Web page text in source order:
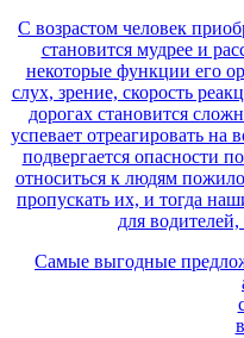
С возрастом человек
становится мудрее и
некоторые функции его
слух, зрение, скорость
дорогах становится
успевает отреагировать
подвергается опасности
относиться к людям
пропускать их, и тогда
для
Самые выгодные